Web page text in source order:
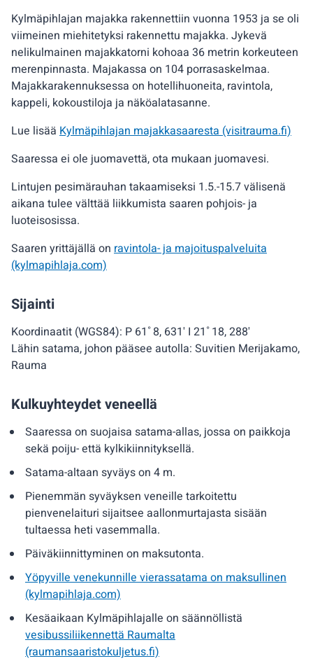
Kylmäpihlajan majakka rakennettiin vuonna 1953 ja se oli
viimeinen miehitetyksi rakennettu majakka. Jykevä
nelikulmainen majakkatorni kohoaa 36 metrin korkeuteen
merenpinnasta. Majakassa on 104 porrasaskelmaa.
Majakkarakennuksessa on hotellihuoneita, ravintola,
kappeli, kokoustiloja ja näköalatasanne.
Lue lisää Kylmäpihlajan majakkasaaresta (visitrauma.fi)
Saaressa ei ole juomavettä, ota mukaan juomavesi.
Lintujen pesimärauhan takaamiseksi 1.5.-15.7 välisenä
aikana tulee välttää liikkumista saaren pohjois- ja
luoteisosissa.
Saaren yrittäjällä on ravintola- ja majoituspalveluita
(kylmapihlaja.com)
Sijainti
Koordinaatit (WGS84): P 61˚8, 631' I 21˚18, 288'
Lähin satama, johon pääsee autolla: Suvitien Merijakamo,
Rauma
Kulkuyhteydet veneellä
Saaressa on suojaisa satama-allas, jossa on paikkoja
sekä poiju- että kylkikiinnityksellä.
Satama-altaan syväys on 4 m.
Pienemmän syväyksen veneille tarkoitettu
pienvenelaituri sijaitsee aallonmurtajasta sisään
tultaessa heti vasemmalla.
Päiväkiinnittyminen on maksutonta.
Yöpyville venekunnille vierassatama on maksullinen
(kylmapihlaja.com)
Kesäaikaan Kylmäpihlajalle on säännöllistä
vesibussiliikennettä Raumalta
(raumansaaristokuljetus.fi)